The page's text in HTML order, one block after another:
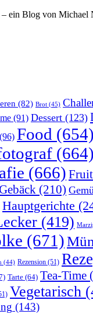
– ein Blog von Michael
(82) Brot (45)
(91) Dessert (123)
(96) Food (654)
(664)
(666)
(210)
Hauptgerichte
(419)
(671)
(44) Rezension (51)
Tarte (64) Tea-Time
Vegetarisch
(143)